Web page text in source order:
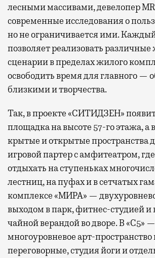
лесными массивами, девелопер
современные исследования о
но не ограничивается ими.
позволяет реализовать
сценарии в пределах жилого
освободить время для главного —
близкими и творчества.
Так, в проекте «СИТИДЗЕН»
площадка на высоте 57-го этажа, а
крытые и открытые пространства
игровой партер с амфитеатром,
отдыхать на ступеньках
лестниц, на пуфах и в сетчатых
комплексе «МИРА» —
выходом в парк, фитнес-студией и
чайной верандой во дворе. В «С5» —
многоуровневое арт-
переговорные, студия йоги и